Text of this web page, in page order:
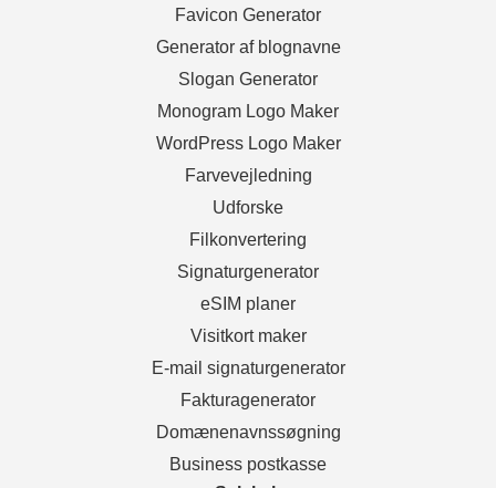
Favicon Generator
Generator af blognavne
Slogan Generator
Monogram Logo Maker
WordPress Logo Maker
Farvevejledning
Udforske
Filkonvertering
Signaturgenerator
eSIM planer
Visitkort maker
E-mail signaturgenerator
Fakturagenerator
Domænenavnssøgning
Business postkasse